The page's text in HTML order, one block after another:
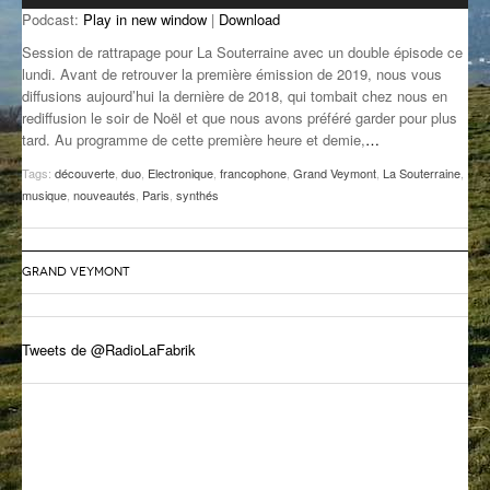
GROOVE N SUN
IL ÉTAIT UNE FOIS
L’ASTUCE DE LA PORTE EN BOIS
LA MINUTE LITTÉRAIRE
LA SOUTERRAINE
MUSIQUE DES ANTIPODES
SONORIK
PLUS DE MIX
Podcast: Play in new window | Download
Session de rattrapage pour La Souterraine avec un double épisode ce
lundi. Avant de retrouver la première émission de 2019, nous vous
diffusions aujourd’hui la dernière de 2018, qui tombait chez nous en
rediffusion le soir de Noël et que nous avons préféré garder pour plus
tard. Au programme de cette première heure et demie,…
Tags: découverte duo Electronique francophone Grand Veymont La Souterraine
musique nouveautés Paris synthés
GRAND VEYMONT
Tweets de @RadioLaFabrik